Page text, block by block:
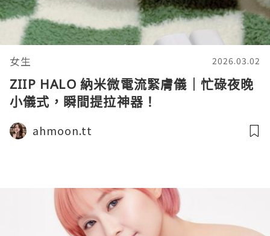
女生 2026.03.02
ZIIP HALO 納米微電流緊膚儀｜忙碌夜晚
小儀式，瞬間提拉神器！
ahmoon.tt